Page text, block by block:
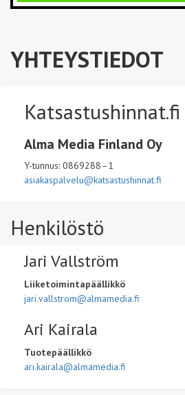
YHTEYSTIEDOT
Katsastushinnat.fi
Alma Media Finland Oy
Y-tunnus: 0869288–1
asiakaspalvelu@katsastushinnat.fi
Henkilöstö
Jari Vallström
Liiketoimintapäällikkö
jari.vallstrom@almamedia.fi
Ari Kairala
Tuotepäällikkö
ari.kairala@almamedia.fi